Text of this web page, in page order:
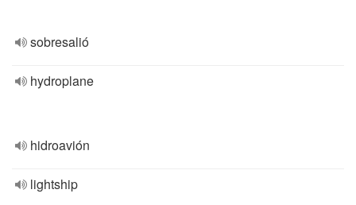
sobresalió
hydroplane
hidroavión
lightship